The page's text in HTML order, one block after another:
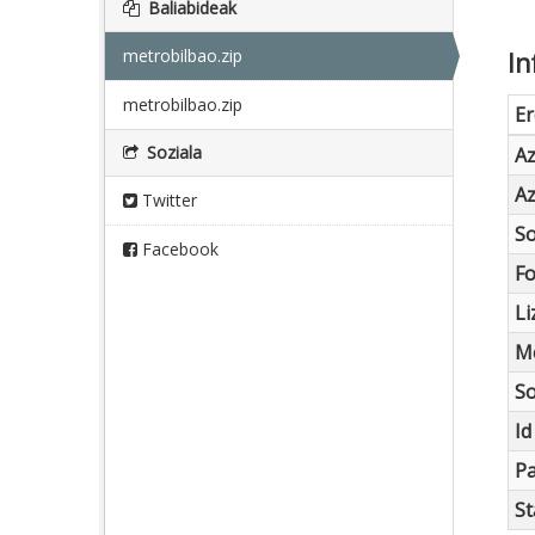
Baliabideak
metrobilbao.zip
metrobilbao.zip
Soziala
Twitter
Facebook
Id